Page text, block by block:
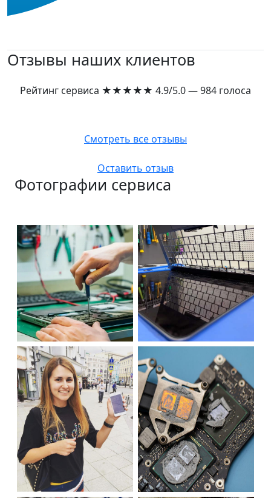
Отзывы наших клиентов
Рейтинг сервиса ★★★★★ 4.9/5.0 — 984 голоса
Смотреть все отзывы
Оставить отзыв
Фотографии сервиса